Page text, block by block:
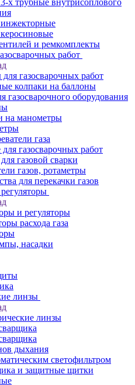
х трубные внутрисоплового
инжекторные
и ремкомплекты
работ
газосварочных работ
колпаки на баллоны
газосварочного оборудования
на манометры
газа
газосварочных работ
газовой сварки
газов, ротаметры
для перекачки газов
и регуляторы
расхода газа
насадки
линзы
линзы
дыхания
светофильтром
и защитные щитки